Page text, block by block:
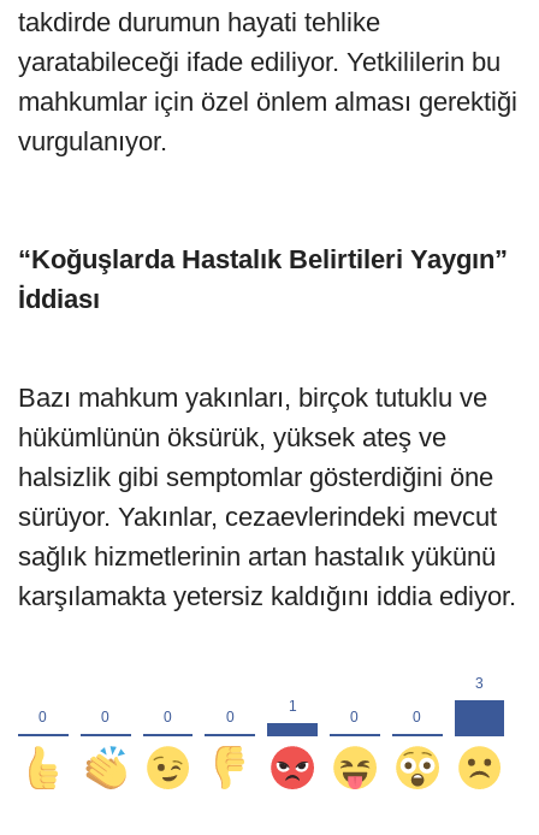
takdirde durumun hayati tehlike
yaratabileceği ifade ediliyor. Yetkililerin bu
mahkumlar için özel önlem alması gerektiği
vurgulanıyor.
“Koğuşlarda Hastalık Belirtileri Yaygın”
İddiası
Bazı mahkum yakınları, birçok tutuklu ve
hükümlünün öksürük, yüksek ateş ve
halsizlik gibi semptomlar gösterdiğini öne
sürüyor. Yakınlar, cezaevlerindeki mevcut
sağlık hizmetlerinin artan hastalık yükünü
karşılamakta yetersiz kaldığını iddia ediyor.